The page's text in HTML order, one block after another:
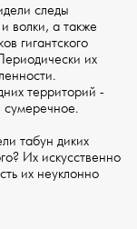
следы
волки, а также
гигантского
их
территорий -
сумеречное.
табун диких
Их искусственно
их неуклонно